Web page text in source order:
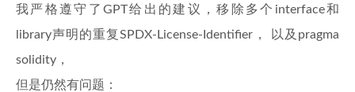
我严格遵守了GPT给出的建议，移除多个interface和
library声明的重复SPDX-License-Identifier， 以及pragma
solidity，
但是仍然有问题：